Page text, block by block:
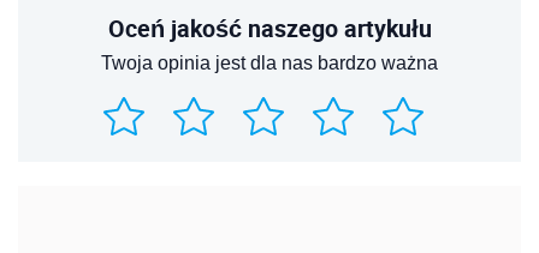
Oceń jakość naszego artykułu
Twoja opinia jest dla nas bardzo ważna